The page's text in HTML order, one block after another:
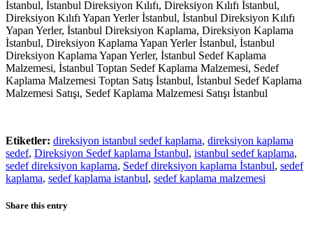
İstanbul, İstanbul Direksiyon Kılıfı, Direksiyon Kılıfı İstanbul,
Direksiyon Kılıfı Yapan Yerler İstanbul, İstanbul Direksiyon Kılıfı
Yapan Yerler, İstanbul Direksiyon Kaplama, Direksiyon Kaplama
İstanbul, Direksiyon Kaplama Yapan Yerler İstanbul, İstanbul
Direksiyon Kaplama Yapan Yerler, İstanbul Sedef Kaplama
Malzemesi, İstanbul Toptan Sedef Kaplama Malzemesi, Sedef
Kaplama Malzemesi Toptan Satış İstanbul, İstanbul Sedef Kaplama
Malzemesi Satışı, Sedef Kaplama Malzemesi Satışı İstanbul
Etiketler: direksiyon istanbul sedef kaplama, direksiyon kaplama
sedef, Direksiyon Sedef kaplama İstanbul, istanbul sedef kaplama,
sedef direksiyon kaplama, Sedef direksiyon kaplama İstanbul, sedef
kaplama, sedef kaplama istanbul, sedef kaplama malzemesi
Share this entry